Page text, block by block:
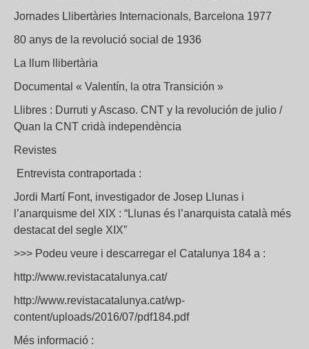
Jornades Llibertàries Internacionals, Barcelona 1977
80 anys de la revolució social de 1936
La llum llibertària
Documental « Valentín, la otra Transición »
Llibres : Durruti y Ascaso. CNT y la revolución de julio /
Quan la CNT cridà independència
Revistes
Entrevista contraportada :
Jordi Martí Font, investigador de Josep Llunas i
l’anarquisme del XIX : “Llunas és l’anarquista català més
destacat del segle XIX”
>>> Podeu veure i descarregar el Catalunya 184 a :
http://www.revistacatalunya.cat/
http://www.revistacatalunya.cat/wp-
content/uploads/2016/07/pdf184.pdf
Més informació :